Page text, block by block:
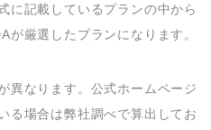
に記載しているプランの中から
が厳選したプランになります。
異なります。公式ホームページ
る場合は弊社調べで算出してお